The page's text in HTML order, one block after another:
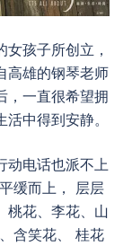
女孩子所创立，
高雄的钢琴老师
，一直很希望拥
中得到安静。
动电话也派不上
缓而上， 层层
桃花、李花、山
含笑花、 桂花